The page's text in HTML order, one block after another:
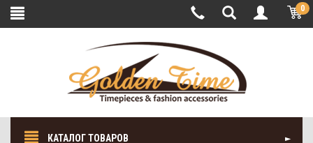
0
КАТАЛОГ ТОВАРОВ